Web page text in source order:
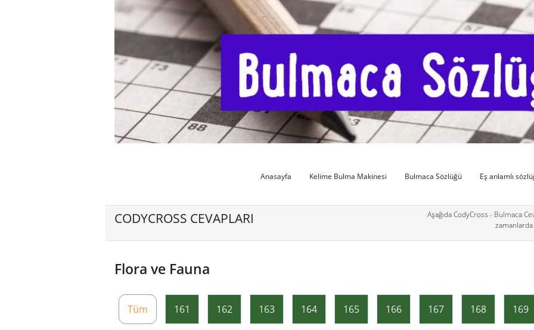
Anasayfa Kelime Bulma Makinesi Bulmaca Sözlüğü Eş anlamlı
CODYCROSS CEVAPLARI
Aşağıda CodyCross - Bulmaca
Flora ve Fauna
Tüm 161 162 163 164 165 166 167 168 169